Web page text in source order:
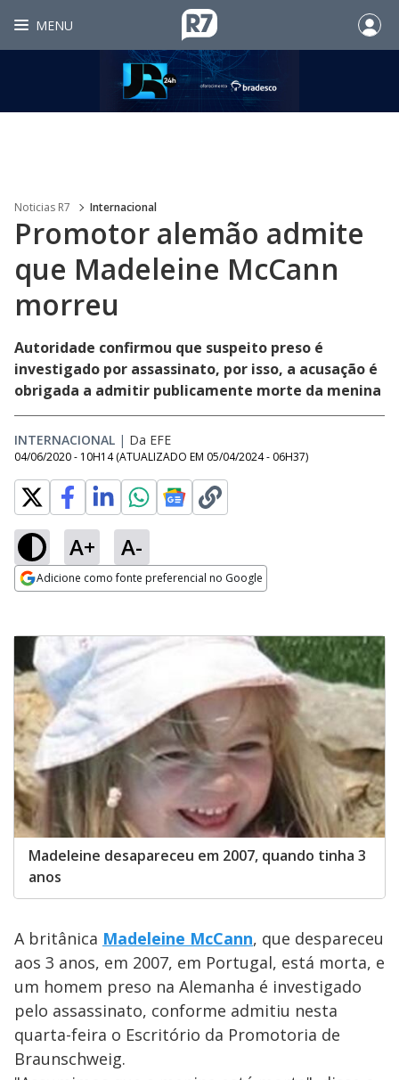
MENU
Noticias R7 Internacional
Promotor alemão admite
que Madeleine McCann
morreu
Autoridade confirmou que suspeito preso é
investigado por assassinato, por isso, a acusação é
obrigada a admitir publicamente morte da menina
INTERNACIONAL | Da EFE
04/06/2020 - 10H14 (ATUALIZADO EM 05/04/2024 - 06H37)
A+ A-
Adicione como fonte preferencial no Google
Madeleine desapareceu em 2007, quando tinha 3
anos
A britânica Madeleine McCann, que despareceu
aos 3 anos, em 2007, em Portugal, está morta, e
um homem preso na Alemanha é investigado
pelo assassinato, conforme admitiu nesta
quarta-feira o Escritório da Promotoria de
Braunschweig.